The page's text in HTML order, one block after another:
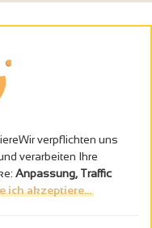
- trinken Sie in
verpflichten uns
verarbeiten Ihre
Anpassung, Traffic
ich akzeptiere...